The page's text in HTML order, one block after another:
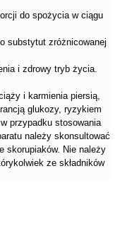
do spożycia w ciągu
substytut zróżnicowanej
i zdrowy tryb życia.
i karmienia piersią,
glukozy, ryzykiem
przypadku stosowania
należy skonsultować
skorupiaków. Nie należy
ze składników